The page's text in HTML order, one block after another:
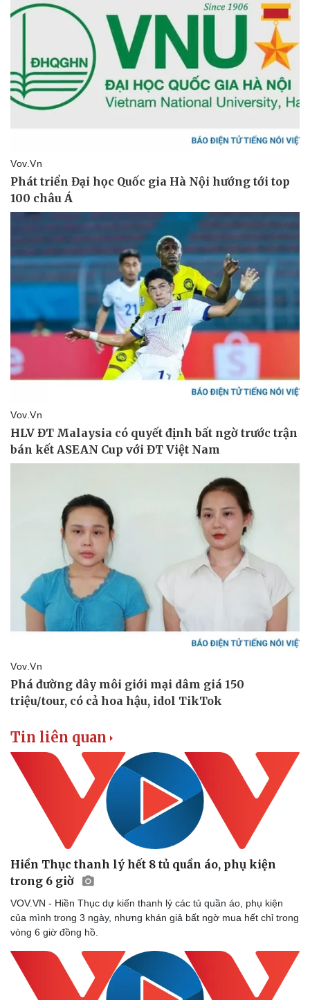
Dinh dưỡng - món ngon
Sản phụ khoa
Làm đẹp - giảm cân
Phòng mạch online
Ăn sạch sống khỏe
Đời sống
Nhà đẹp
Tình yêu - Gia đình
Tin liên quan
Hiền Thục thanh lý hết 8 tủ quần áo, phụ kiện
trong 6 giờ
VOV.VN - Hiền Thục dự kiến thanh lý các tủ quần áo, phụ kiện
của mình trong 3 ngày, nhưng khán giả bất ngờ mua hết chỉ trong
vòng 6 giờ đồng hồ.